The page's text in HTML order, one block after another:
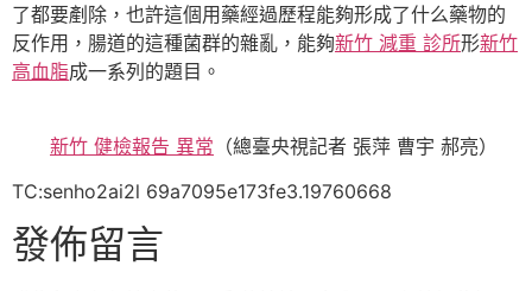
了都要剷除，也許這個用藥經過歷程能夠形成了什么藥物的
反作用，腸道的這種菌群的雜亂，能夠新竹 減重 診所形新竹
高血脂成一系列的題目。
新竹 健檢報告 異常 （總臺央視記者 張萍 曹宇 郝亮）
TC:senho2ai2l 69a7095e173fe3.19760668
發佈留言